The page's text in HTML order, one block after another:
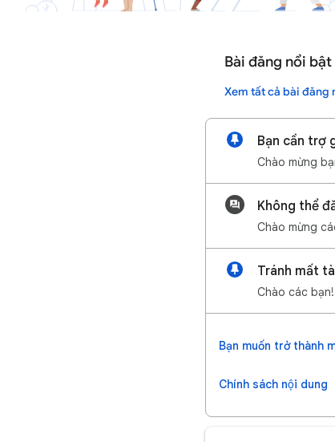
Bài đăng nổi bật
Xem tất cả bài đăng
Bạn cần trợ
Không thể
Bạn muốn trở thành
Chính sách nội dung